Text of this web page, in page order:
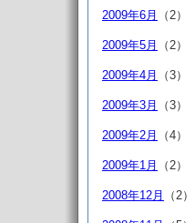
2009年6月 （2）
2009年5月 （2）
2009年4月 （3）
2009年3月 （3）
2009年2月 （4）
2009年1月 （2）
2008年12月 （2）